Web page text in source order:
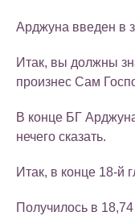
Арджуна введен в
Итак, вы должны
произнес Сам
В конце БГ
нечего сказать.
Итак, в конце 18-й
Получилось в